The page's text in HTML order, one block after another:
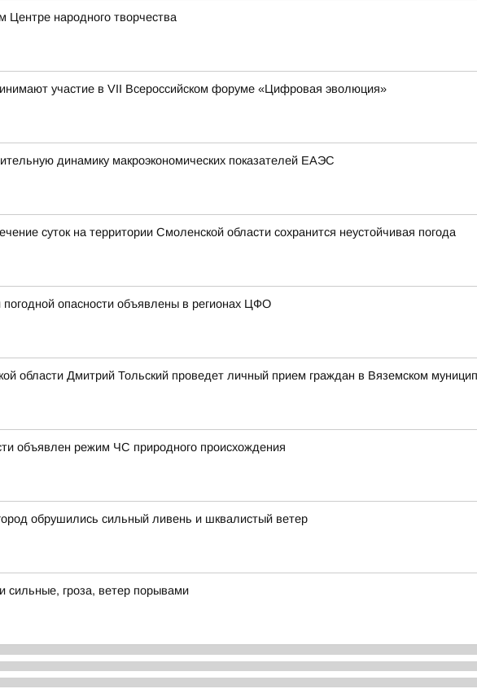
Центре народного творчества
участие в VII Всероссийском форуме «Цифровая эволюция»
динамику макроэкономических показателей ЕАЭС
суток на территории Смоленской области сохранится неустойчивая погода
опасности объявлены в регионах ЦФО
области Дмитрий Тольский проведет личный прием граждан в Вяземском
объявлен режим ЧС природного происхождения
обрушились сильный ливень и шквалистый ветер
сильные, гроза, ветер порывами